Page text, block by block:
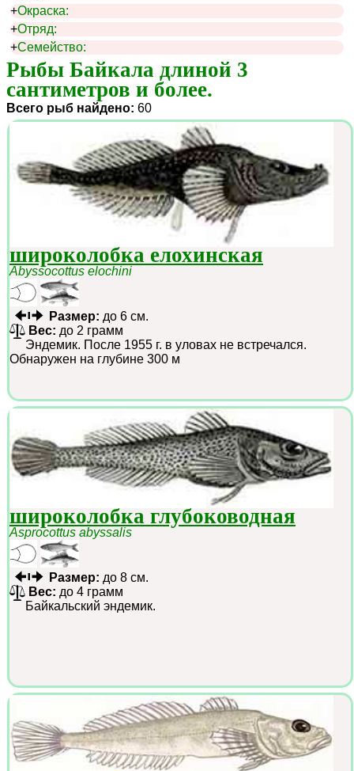
+Окраска:
+Отряд:
+Семейство:
Рыбы Байкала длиной 3
сантиметров и более.
Всего рыб найдено: 60
широколобка елохинская
Abyssocottus elochini
Размер: до 6 см.
Вес: до 2 грамм
Эндемик. После 1955 г. в уловах не встречался.
Обнаружен на глубине 300 м
широколобка глубоководная
Asprocottus abyssalis
Размер: до 8 см.
Вес: до 4 грамм
Байкальский эндемик.